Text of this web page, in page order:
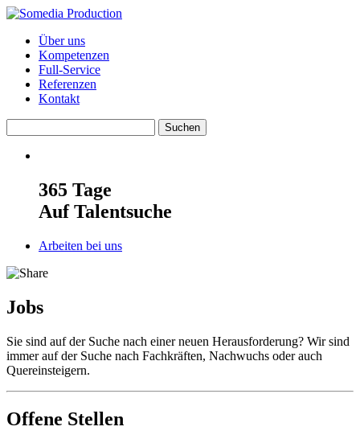
Über uns
Kompetenzen
Full-Service
Referenzen
Kontakt
365 Tage
Auf Talentsuche
Arbeiten bei uns
Jobs
Sie sind auf der Suche nach einer neuen Herausforderung? Wir sind
immer auf der Suche nach Fachkräften, Nachwuchs oder auch
Quereinsteigern.
Offene Stellen